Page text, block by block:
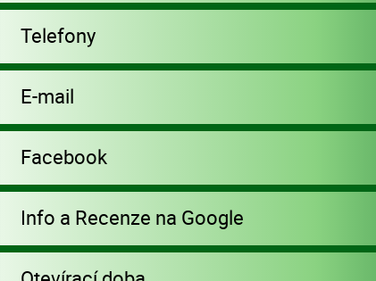
Telefony
E-mail
Facebook
Info a Recenze na Google